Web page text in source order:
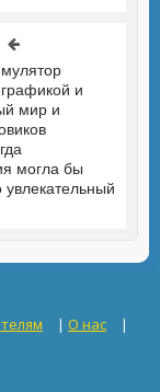
и
мир и
могла бы
| О нас
|